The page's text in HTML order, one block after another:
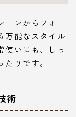
ーンからフォー
万能なスタイル
使いにも、しっ
りです。
術